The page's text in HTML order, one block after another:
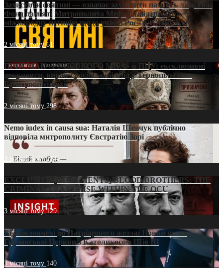
Захистити святині — означає захистити пам’ять людства:
Фонд пам’яті Митрополита Мефодія підтримує
міжнародну петицію щодо участі Росії в ЮНЕСКО
2 місяці тому61
ПРИСМАК «РУССЬКОГО МІРА» в ПЦУ: ексклюзивні
документи, вирок і російський слід у Тернопільсько-
Бучацькій єпархії
2 місяці тому 298
Nemo iudex in causa sua: Наталія Шевчук публічно
відповіла митрополиту Євстратію Зорі
3 місяці тому214
EXCLUSIVE (DOCUMENTS)/BLOOD BROTHERS: THE
CRIMINAL FRANCHISE WITHIN THE OCU
3 місяці тому129
Від віолончелі до Патріаршого жезла: Новий шлях
Грузинської Церкви з Католикосом Шіо III
3 місяці тому 140